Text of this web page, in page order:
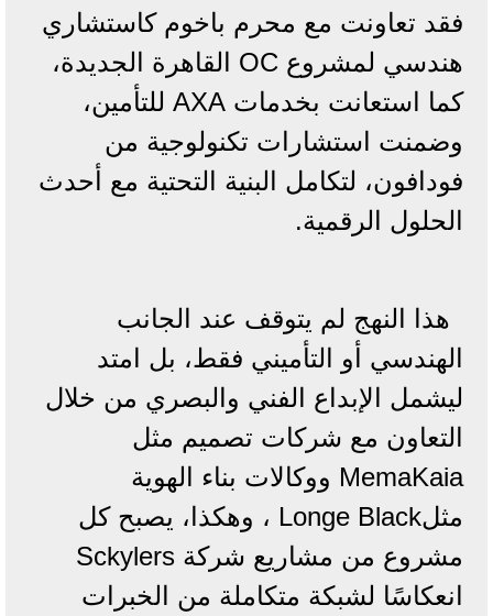
فقد تعاونت مع محرم باخوم كاستشاري
هندسي لمشروع OC القاهرة الجديدة،
كما استعانت بخدمات AXA للتأمين،
وضمنت استشارات تكنولوجية من
فودافون، لتكامل البنية التحتية مع أحدث
الحلول الرقمية.
هذا النهج لم يتوقف عند الجانب
الهندسي أو التأميني فقط، بل امتد
ليشمل الإبداع الفني والبصري من خلال
التعاون مع شركات تصميم مثل
MemaKaia ووكالات بناء الهوية
مثلLonge Black ، وهكذا، يصبح كل
مشروع من مشاريع شركة Sckylers
انعكاسًا لشبكة متكاملة من الخبرات